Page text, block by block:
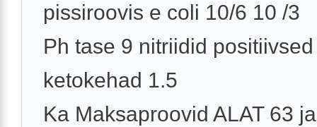
pissiroovis e coli 10/6 10 /3
Ph tase 9 nitriidid positiivsed
ketokehad 1.5
Ka Maksaproovid ALAT 63